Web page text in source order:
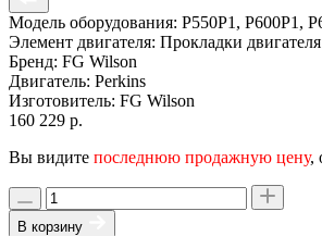
Модель оборудования: P550P1, P600P1,
Элемент двигателя: Прокладки двигателя
Бренд: FG Wilson
Двигатель: Perkins
Изготовитель: FG Wilson
160 229 р.
Вы видите последнюю продажную цену,
В корзину